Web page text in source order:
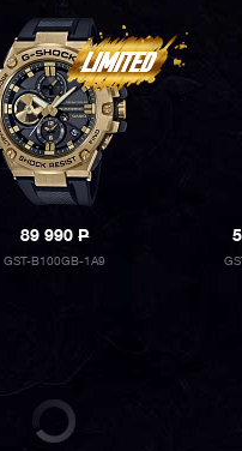
89 990P
GST-B100GB-1A9